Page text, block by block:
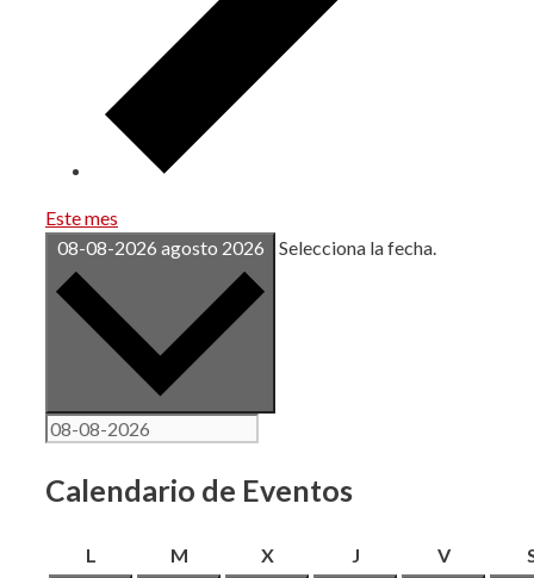
Este mes
08-08-2026 agosto 2026 Selecciona la fecha.
Calendario de Eventos
L Mmartes XmiércolesJjueves Vviernes